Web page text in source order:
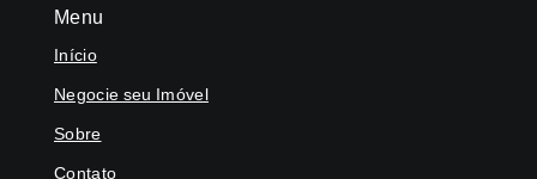
Menu
Início
Negocie seu Imóvel
Sobre
Contato